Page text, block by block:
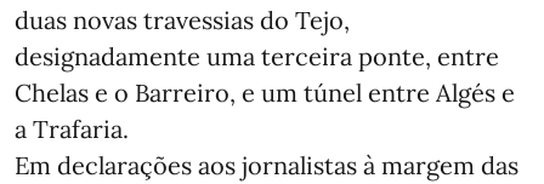
duas novas travessias do Tejo,
designadamente uma terceira ponte, entre
Chelas e o Barreiro, e um túnel entre Algés e
a Trafaria.
Em declarações aos jornalistas à margem das